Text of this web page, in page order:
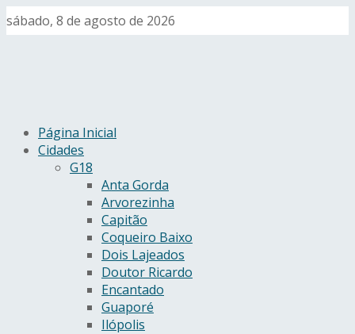
sábado, 8 de agosto de 2026
Página Inicial
Cidades
G18
Anta Gorda
Arvorezinha
Capitão
Coqueiro Baixo
Dois Lajeados
Doutor Ricardo
Encantado
Guaporé
Ilópolis